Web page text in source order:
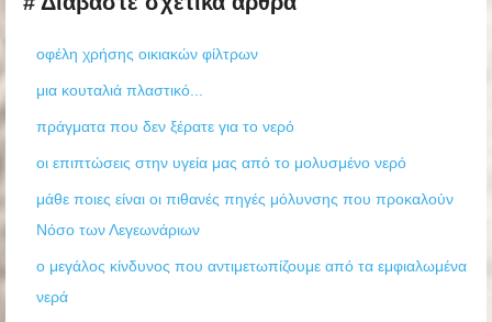
οφέλη χρήσης οικιακών φίλτρων
μια κουταλιά πλαστικό...
πράγματα που δεν ξέρατε για το νερό
οι επιπτώσεις στην υγεία μας από το μολυσμένο νερό
μάθε ποιες είναι οι πιθανές πηγές μόλυνσης που προκαλούν
Νόσο των Λεγεωνάριων
ο μεγάλος κίνδυνος που αντιμετωπίζουμε από τα εμφιαλωμένα
νερά